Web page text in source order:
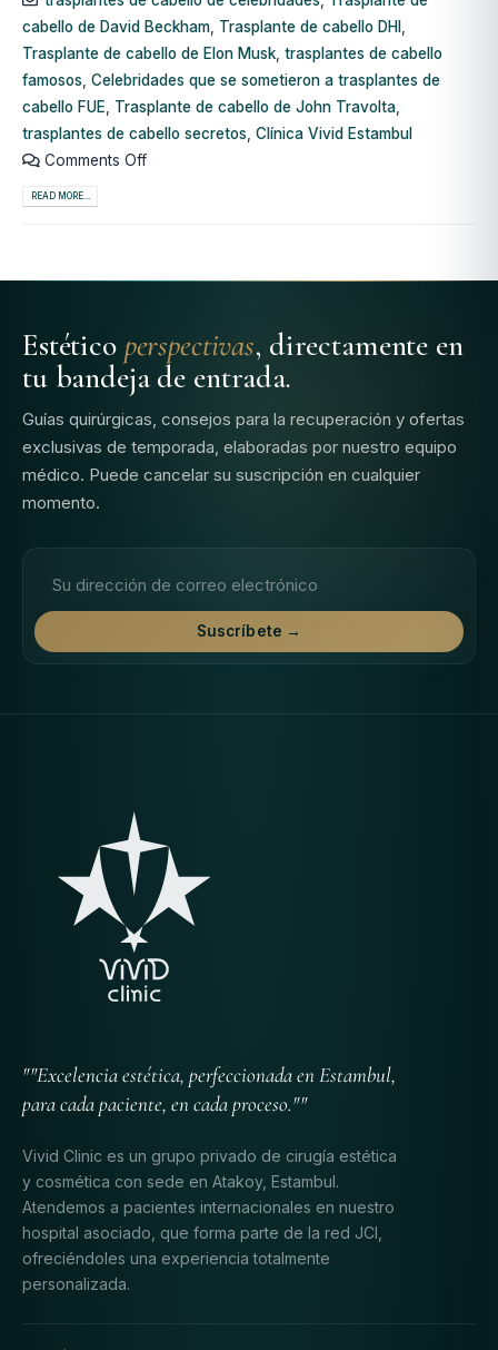
cabello de David Beckham Trasplante de cabello DHI
Trasplante de cabello de Elon Musk trasplantes de cabello
famosos Celebridades que se sometieron a trasplantes de
cabello FUE
Trasplante de cabello de John Travolta
trasplantes de cabello secretos Clínica Vivid Estambul
Comments Off
READ MORE...
Estético perspectivas, directamente en
tu bandeja de entrada.
Guías quirúrgicas, consejos para la recuperación y ofertas
exclusivas de temporada, elaboradas por nuestro equipo
médico. Puede cancelar su suscripción en cualquier
momento.
Suscríbete →
""Excelencia estética, perfeccionada en Estambul,
para cada paciente, en cada proceso.""
Vivid Clinic es un grupo privado de cirugía estética
y cosmética con sede en Atakoy, Estambul.
Atendemos a pacientes internacionales en nuestro
hospital asociado, que forma parte de la red JCI,
ofreciéndoles una experiencia totalmente
personalizada.